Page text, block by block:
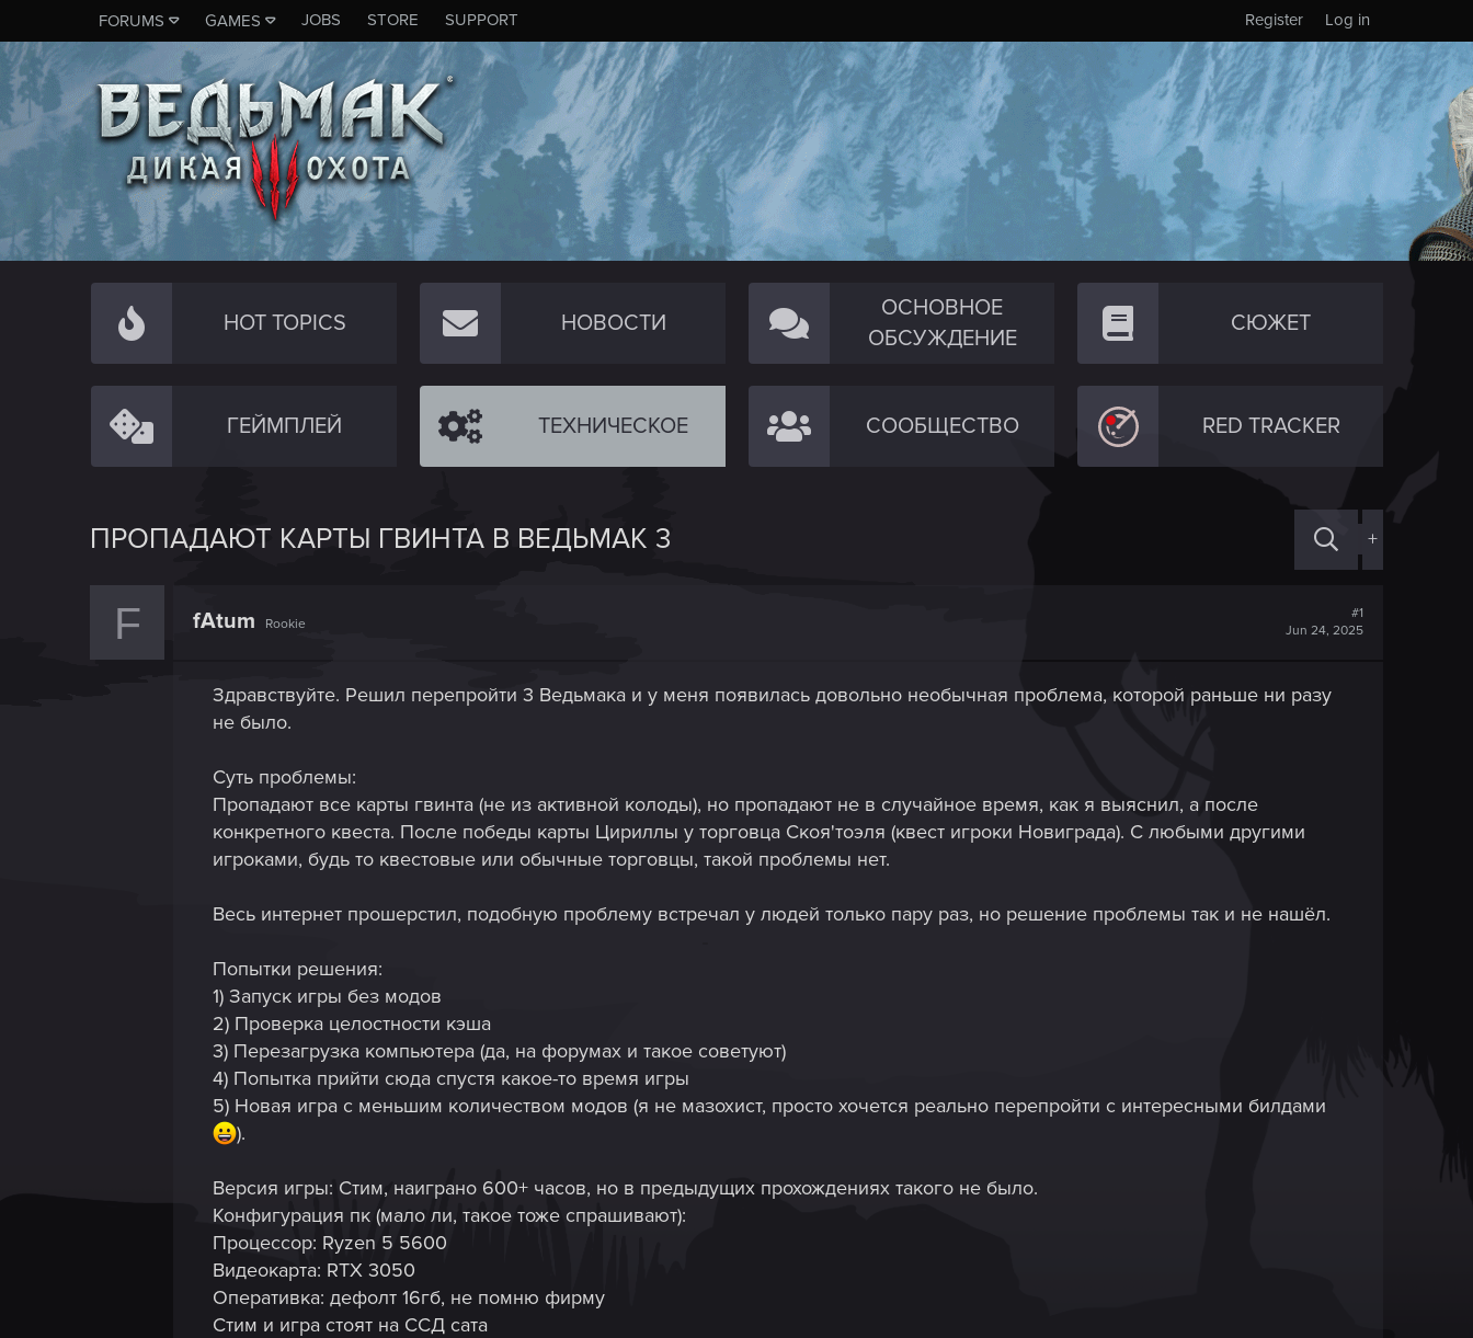
FORUMS GAMES JOBS STORE SUPPORT Log in
Register
HOT TOPICS НОВОСТИ
ОСНОВНОЕ
ОБСУЖДЕНИЕ
СЮЖЕТ
ГЕЙМПЛЕЙ ТЕХНИЧЕСКОЕ СООБЩЕСТВО RED TRACKER
ПРОПАДАЮТ КАРТЫ ГВИНТА В ВЕДЬМАК 3 +
F fAtum Rookie
#1
Jun 24, 2025
Здравствуйте. Решил перепройти 3 Ведьмака и у меня появилась довольно необычная проблема, которой раньше ни разу
не было.
Суть проблемы:
Пропадают все карты гвинта (не из активной колоды), но пропадают не в случайное время, как я выяснил, а после
конкретного квеста. После победы карты Цириллы у торговца Скоя'тоэля (квест игроки Новиграда). С любыми другими
игроками, будь то квестовые или обычные торговцы, такой проблемы нет.
Весь интернет прошерстил, подобную проблему встречал у людей только пару раз, но решение проблемы так и не нашёл.
Попытки решения:
1) Запуск игры без модов
2) Проверка целостности кэша
3) Перезагрузка компьютера (да, на форумах и такое советуют)
4) Попытка прийти сюда спустя какое-то время игры
5) Новая игра с меньшим количеством модов (я не мазохист, просто хочется реально перепройти с интересными билдами
).
Версия игры: Стим, наиграно 600+ часов, но в предыдущих прохождениях такого не было.
Конфигурация пк (мало ли, такое тоже спрашивают):
Процессор: Ryzen 5 5600
Видеокарта: RTX 3050
Оперативка: дефолт 16гб, не помню фирму
Стим и игра стоят на ССД сата